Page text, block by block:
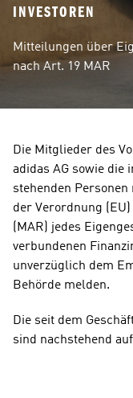
INVESTOREN
Mitteilungen über
nach Art. 19 MAR
Die Mitglieder des
adidas AG sowie die
stehenden Personen
der Verordnung
(MAR) jedes
verbundenen
unverzüglich dem
Behörde melden.
Die seit dem
sind nachstehend